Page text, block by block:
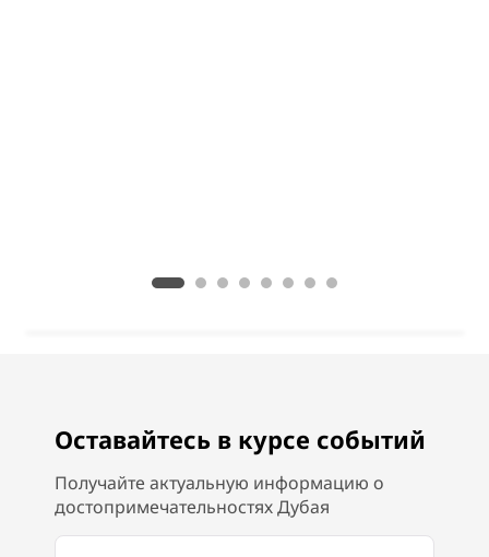
Оставайтесь в курсе событий
Получайте актуальную информацию о
достопримечательностях Дубая